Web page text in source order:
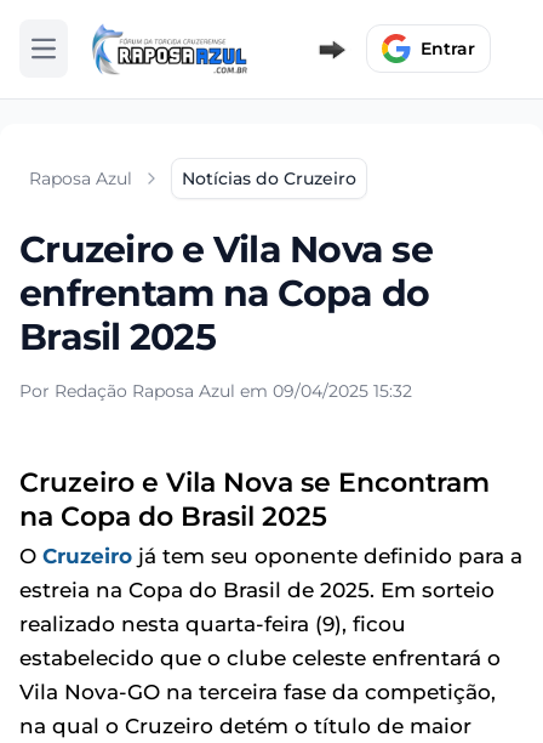
Abrir menu Entrar
Raposa Azul Notícias do Cruzeiro
Cruzeiro e Vila Nova se
enfrentam na Copa do
Brasil 2025
Por Redação Raposa Azul em 09/04/2025 15:32
Cruzeiro e Vila Nova se Encontram
na Copa do Brasil 2025
O Cruzeiro já tem seu oponente definido para a
estreia na Copa do Brasil de 2025. Em sorteio
realizado nesta quarta-feira (9), ficou
estabelecido que o clube celeste enfrentará o
Vila Nova-GO na terceira fase da competição,
na qual o Cruzeiro detém o título de maior